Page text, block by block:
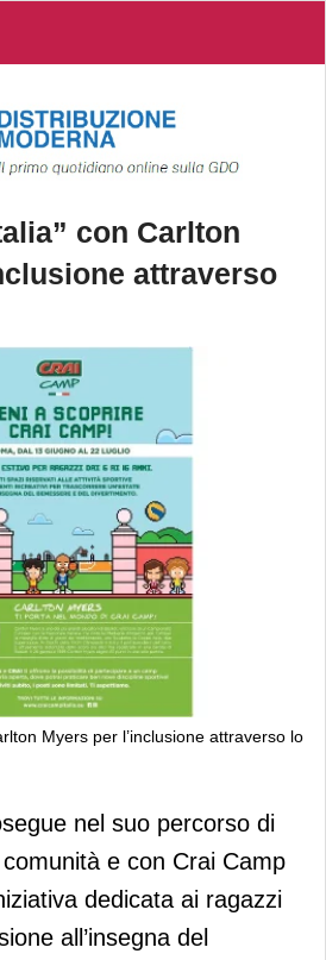
con Carlton
attraverso
Myers per l’inclusione attraverso lo
con Carlton Myers
attraverso lo sport
nel suo percorso di
e con Crai Camp
dedicata ai ragazzi
all’insegna del